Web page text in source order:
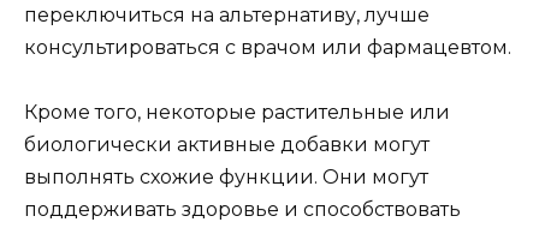
переключиться на альтернативу, лучше
консультироваться с врачом или фармацевтом.
Кроме того, некоторые растительные или
биологически активные добавки могут
выполнять схожие функции. Они могут
поддерживать здоровье и способствовать